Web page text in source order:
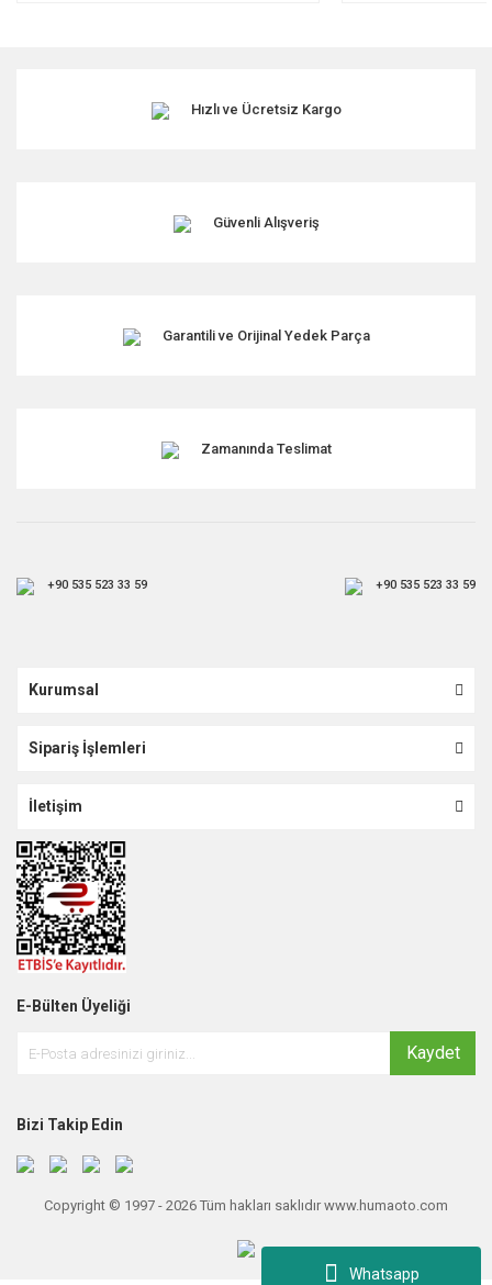
Whatsapp
Hızlı ve Ücretsiz Kargo
Güvenli Alışveriş
Garantili ve Orijinal Yedek Parça
Zamanında Teslimat
+90 535 523 33 59 +90 535 523 33 59
Kurumsal
Sipariş İşlemleri
İletişim
E-Bülten Üyeliği
Kaydet
Bizi Takip Edin
Copyright © 1997 - 2026 Tüm hakları saklıdır www.humaoto.com